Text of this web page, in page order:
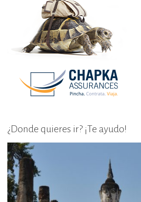
¿Donde quieres ir? ¡Te ayudo!